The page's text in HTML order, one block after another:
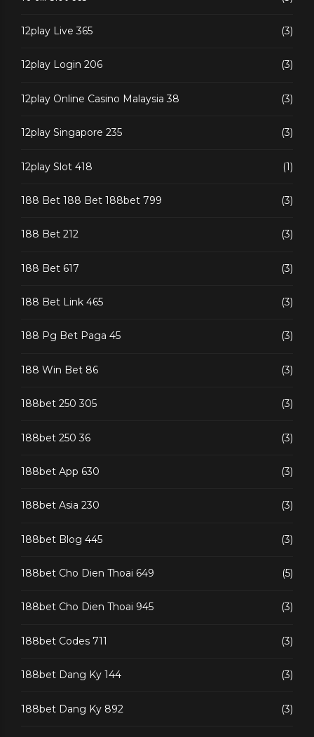
12play Live 365 (3)
12play Login 206 (3)
12play Online Casino Malaysia 38 (3)
12play Singapore 235 (3)
12play Slot 418 (1)
188 Bet 188 Bet 188bet 799 (3)
188 Bet 212 (3)
188 Bet 617 (3)
188 Bet Link 465 (3)
188 Pg Bet Paga 45 (3)
188 Win Bet 86 (3)
188bet 250 305 (3)
188bet 250 36 (3)
188bet App 630 (3)
188bet Asia 230 (3)
188bet Blog 445 (3)
188bet Cho Dien Thoai 649 (5)
188bet Cho Dien Thoai 945 (3)
188bet Codes 711 (3)
188bet Dang Ky 144 (3)
188bet Dang Ky 892 (3)